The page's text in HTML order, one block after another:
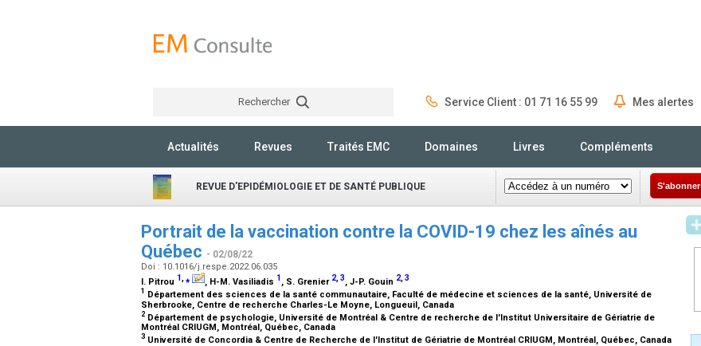
Rechercher Service Client : 01 71 16 55 99 Mes alertes
Actualités Revues Traités EMC Domaines Livres Compléments
REVUE D'EPIDÉMIOLOGIE ET DE SANTÉ PUBLIQUE S'abonner
Portrait de la vaccination contre la COVID-19 chez les aînés au
Québec - 02/08/22
Doi : 10.1016/j.respe.2022.06.035
I. Pitrou 1,⁎ , H-M. Vasiliadis 1 , S. Grenier 2,3, J-P. Gouin 2,3
1 Département des sciences de la santé communautaire, Faculté de médecine et sciences de la santé, Université de
Sherbrooke, Centre de recherche Charles-Le Moyne, Longueuil, Canada
2 Département de psychologie, Université de Montréal & Centre de recherche de l'Institut Universitaire de Gériatrie de
Montréal CRIUGM, Montréal, Québec, Canada
3 Université de Concordia & Centre de Recherche de l'Institut de Gériatrie de Montréal CRIUGM, Montréal, Québec, Canada